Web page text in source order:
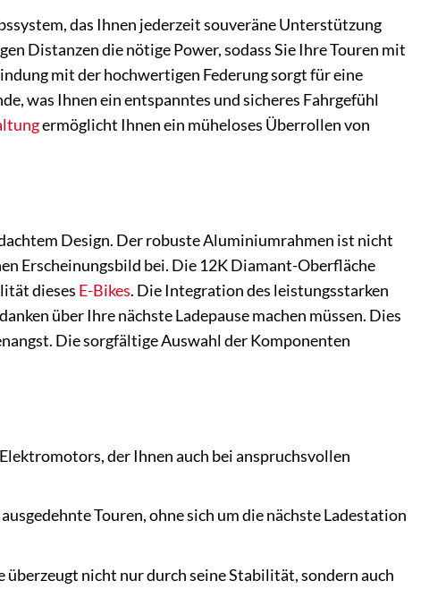
das Ihnen jederzeit souveräne Unterstützung
Distanzen die nötige Power, sodass Sie Ihre Touren mit
mit der hochwertigen Federung sorgt für eine
was Ihnen ein entspanntes und sicheres Fahrgefühl
ermöglicht Ihnen ein müheloses Überrollen von
Design. Der robuste Aluminiumrahmen ist nicht
Erscheinungsbild bei. Die 12K Diamant-Oberfläche
dieses E-Bikes. Die Integration des leistungsstarken
über Ihre nächste Ladepause machen müssen. Dies
Die sorgfältige Auswahl der Komponenten
der Ihnen auch bei anspruchsvollen
Touren, ohne sich um die nächste Ladestation
nicht nur durch seine Stabilität, sondern auch